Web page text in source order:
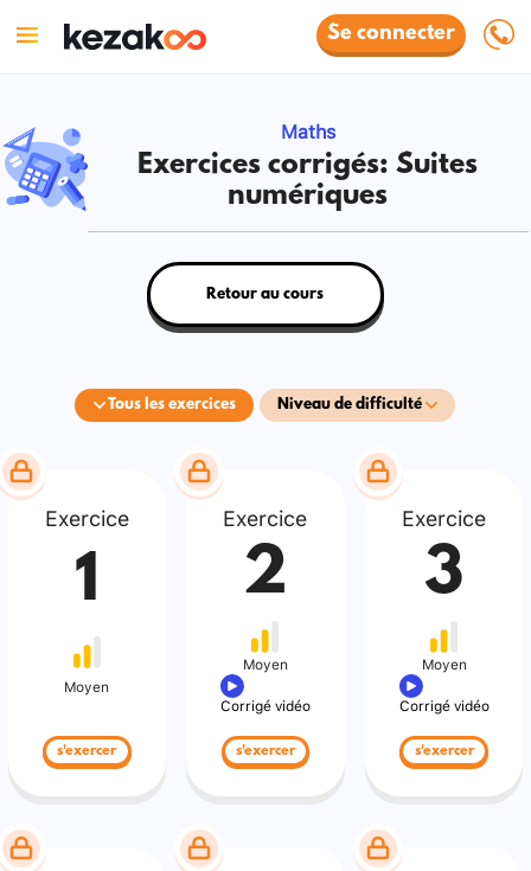
Se connecter
Maths
Exercices corrigés: Suites
numériques
Tous les exercices Niveau de difficulté
Retour au cours
Exercice
1
Moyen
s'exercer
Exercice
2
Moyen
Corrigé vidéo
s'exercer
Exercice
3
Moyen
Corrigé vidéo
s'exercer